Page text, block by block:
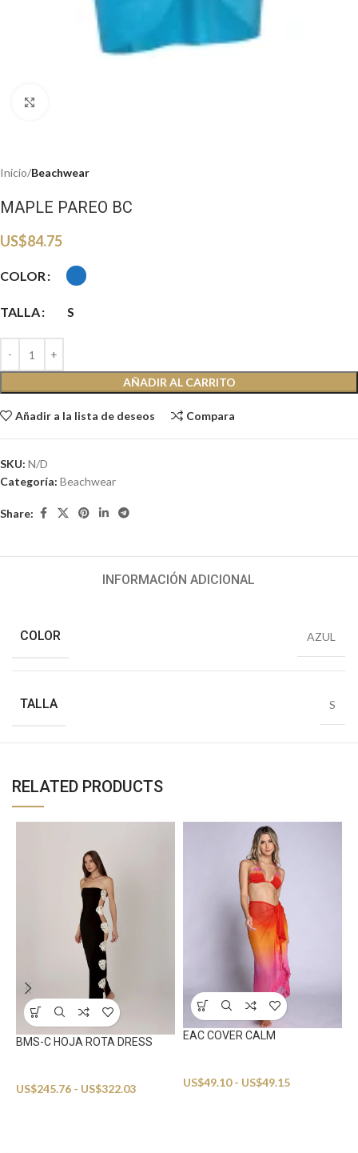
Inicio Beachwear
MAPLE PAREO BC
US$84.75
COLOR
TALLA S
AÑADIR AL CARRITO
Añadir a la lista de deseos Compara
SKU: N/D
Categoría: Beachwear
Share:
INFORMACIÓN ADICIONAL
COLOR AZUL
TALLA S
RELATED PRODUCTS
BMS-C HOJA ROTA DRESS
US$245.76 - US$322.03
EAC COVER CALM
US$49.10 - US$49.15